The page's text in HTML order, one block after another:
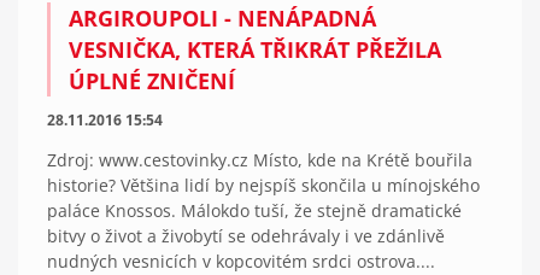
ARGIROUPOLI - NENÁPADNÁ
VESNIČKA, KTERÁ TŘIKRÁT PŘEŽILA
ÚPLNÉ ZNIČENÍ
28.11.2016 15:54
Zdroj: www.cestovinky.cz Místo, kde na Krétě bouřila
historie? Většina lidí by nejspíš skončila u mínojského
paláce Knossos. Málokdo tuší, že stejně dramatické
bitvy o život a živobytí se odehrávaly i ve zdánlivě
nudných vesnicích v kopcovitém srdci ostrova....